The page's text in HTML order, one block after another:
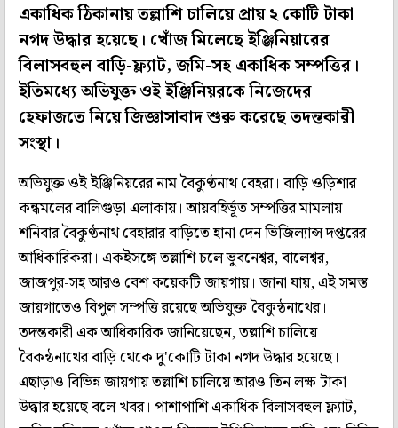
একাধিক ঠিকানায় তল্লাশি চালিয়ে প্রায় ২ কোটি টাকা
নগদ উদ্ধার হয়েছে। খোঁজ মিলেছে ইঞ্জিনিয়ারের
বিলাসবহুল বাড়ি-ফ্ল্যাট, জমি-সহ একাধিক সম্পত্তির।
ইতিমধ্যে অভিযুক্ত ওই ইঞ্জিনিয়রকে নিজেদের
হেফাজতে নিয়ে জিজ্ঞাসাবাদ শুরু করেছে তদন্তকারী
সংস্থা।
অভিযুক্ত ওই ইঞ্জিনিয়রের নাম বৈকুণ্ঠনাথ বেহরা। বাড়ি ওড়িশার
কন্ধমলের বালিগুড়া এলাকায়। আয়বহির্ভূত সম্পত্তির মামলায়
শনিবার বৈকুণ্ঠনাথ বেহারার বাড়িতে হানা দেন ভিজিল্যান্স দপ্তরের
আধিকারিকরা। একইসঙ্গে তল্লাশি চলে ভুবনেশ্বর, বালেশ্বর,
জাজপুর-সহ আরও বেশ কয়েকটি জায়গায়। জানা যায়, এই সমস্ত
জায়গাতেও বিপুল সম্পত্তি রয়েছে অভিযুক্ত বৈকুন্ঠনাথের।
তদন্তকারী এক আধিকারিক জানিয়েছেন, তল্লাশি চালিয়ে
বৈকন্ঠনাথের বাড়ি থেকে দু'কোটি টাকা নগদ উদ্ধার হয়েছে।
এছাড়াও বিভিন্ন জায়গায় তল্লাশি চালিয়ে আরও তিন লক্ষ টাকা
উদ্ধার হয়েছে বলে খবর। পাশাপাশি একাধিক বিলাসবহুল ফ্ল্যাট,